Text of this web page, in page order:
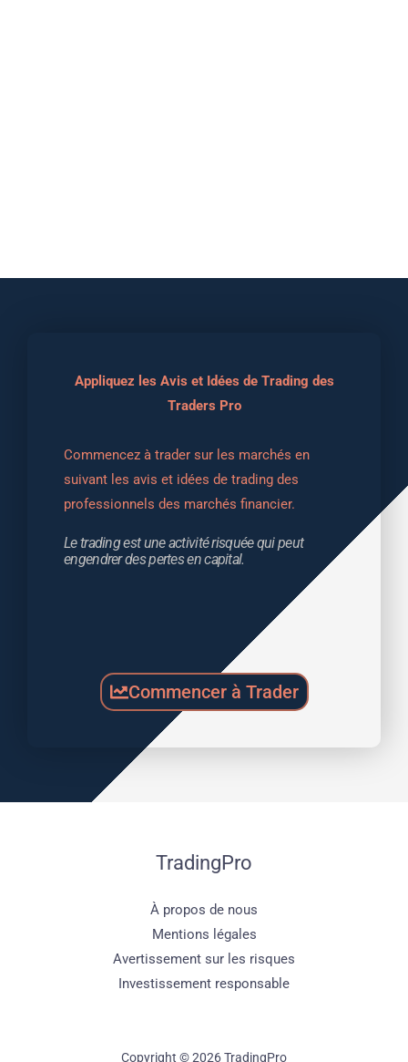
Appliquez les Avis et Idées de Trading des
Traders Pro
Commencez à trader sur les marchés en
suivant les avis et idées de trading des
professionnels des marchés financier.
Le trading est une activité risquée qui peut
engendrer des pertes en capital.
Commencer à Trader
TradingPro
À propos de nous
Mentions légales
Avertissement sur les risques
Investissement responsable
Copyright © 2026 TradingPro